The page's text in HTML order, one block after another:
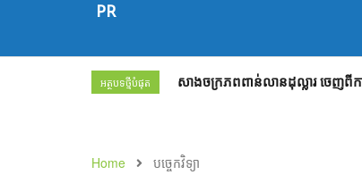
PR
អត្ថបទថ្មីបំផុត សាងចក្រភពពាន់លានដុល្លារ ចេញ
Home បច្ចេកវិទ្យា